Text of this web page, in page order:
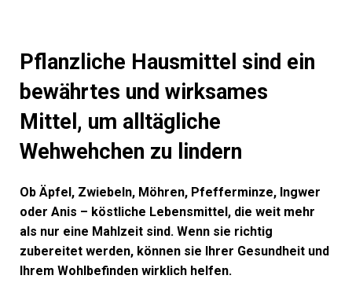
Pflanzliche Hausmittel sind ein
bewährtes und wirksames
Mittel, um alltägliche
Wehwehchen zu lindern
Ob Äpfel, Zwiebeln, Möhren, Pfefferminze, Ingwer
oder Anis – köstliche Lebensmittel, die weit mehr
als nur eine Mahlzeit sind. Wenn sie richtig
zubereitet werden, können sie Ihrer Gesundheit und
Ihrem Wohlbefinden wirklich helfen.